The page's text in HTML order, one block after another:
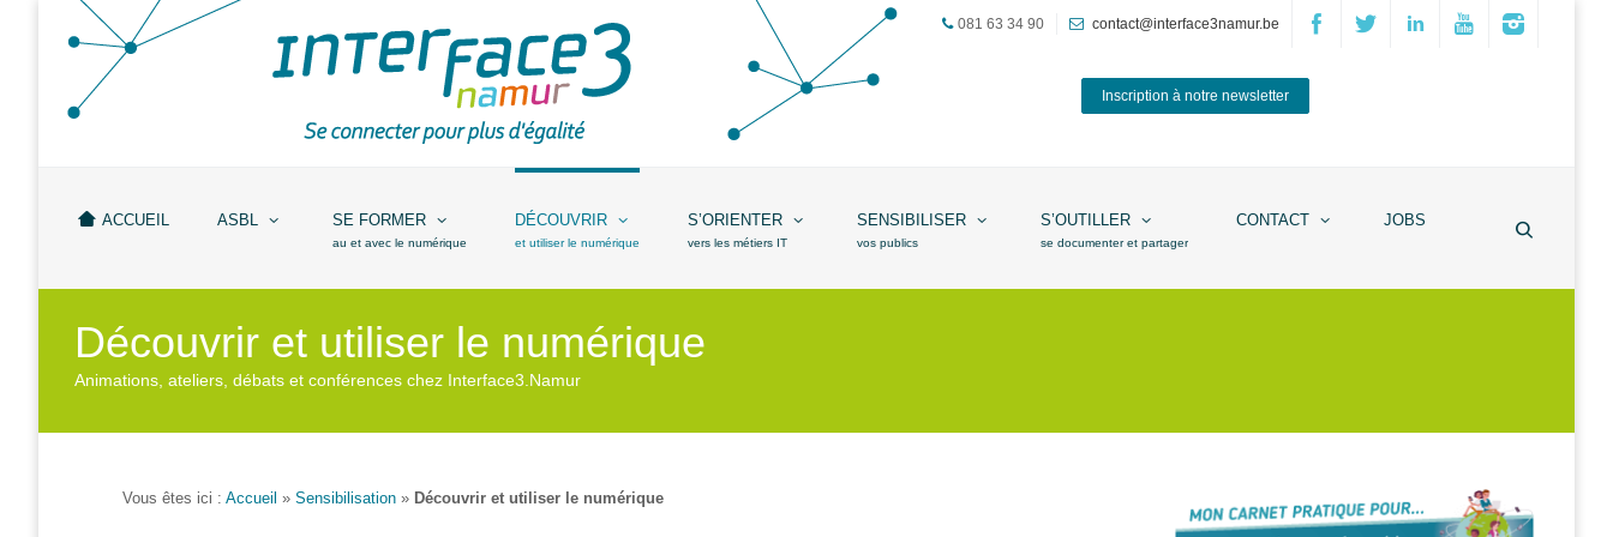
081 63 34 90 contact@interface3namur.be
Inscription à notre newsletter
ACCUEIL ASBL SE FORMER
au et avec le numérique
DÉCOUVRIR
et utiliser le numérique
S’ORIENTER
vers les métiers IT
SENSIBILISER
vos publics
S’OUTILLER
se documenter et partager
CONTACT JOBS
Découvrir et utiliser le numérique
Animations, ateliers, débats et conférences chez Interface3.Namur
Vous êtes ici : Accueil » Sensibilisation » Découvrir et utiliser le numérique
Agenda
Équipe
Travailler chez